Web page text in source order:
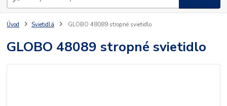
Úvod Svietidlá GLOBO 48089 stropné svietidlo
GLOBO 48089 stropné svietidlo